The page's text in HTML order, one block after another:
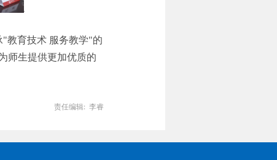
"教育技术 服务教学"的
师生提供更加优质的
责任编辑: 李睿